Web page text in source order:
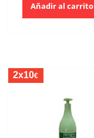
Añadir al carrito
2x10€